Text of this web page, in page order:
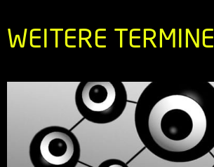
WEITERE TERMINE